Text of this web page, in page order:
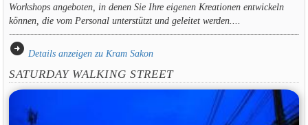
Workshops angeboten, in denen Sie Ihre eigenen Kreationen entwickeln
können, die vom Personal unterstützt und geleitet werden....
arrow_circle_right Details anzeigen zu Kram Sakon
SATURDAY WALKING STREET